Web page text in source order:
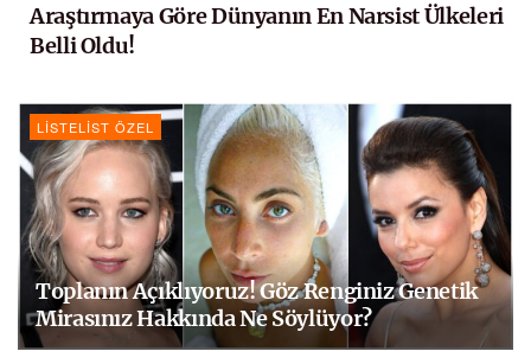
Araştırmaya Göre Dünyanın En Narsist Ülkeleri
Belli Oldu!
LISTELIST ÖZEL
Toplanın Açıklıyoruz! Göz Renginiz Genetik
Mirasınız Hakkında Ne Söylüyor?